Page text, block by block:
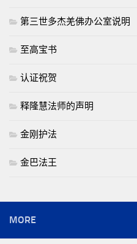
第三世多杰羌佛办公室说明
至高宝书
认证祝贺
释隆慧法师的声明
金刚护法
金巴法王
MORE